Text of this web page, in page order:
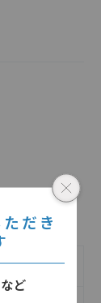
だき
ど